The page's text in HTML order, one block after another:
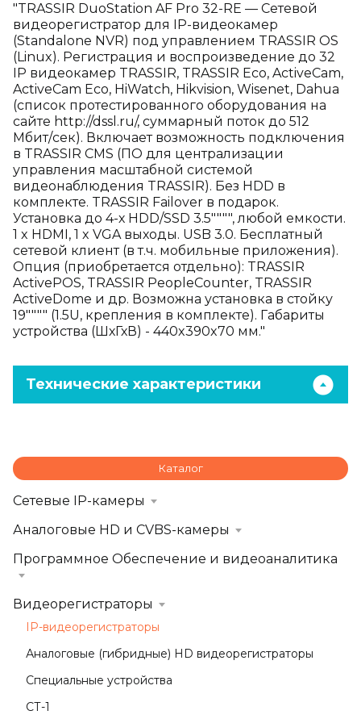
"TRASSIR DuoStation AF Pro 32-RE — Сетевой
видеорегистратор для IP-видеокамер
(Standalone NVR) под управлением TRASSIR OS
(Linux). Регистрация и воспроизведение до 32
IP видеокамер TRASSIR, TRASSIR Eco, ActiveCam,
ActiveCam Eco, HiWatch, Hikvision, Wisenet, Dahua
(список протестированного оборудования на
сайте http://dssl.ru/, суммарный поток до 512
Мбит/сек). Включает возможность подключения
в TRASSIR CMS (ПО для централизации
управления масштабной системой
видеонаблюдения TRASSIR). Без HDD в
комплекте. TRASSIR Failover в подарок.
Установка до 4-х HDD/SSD 3.5"""", любой емкости.
1 x HDMI, 1 x VGA выходы. USB 3.0. Бесплатный
сетевой клиент (в т.ч. мобильные приложения).
Опция (приобретается отдельно): TRASSIR
ActivePOS, TRASSIR PeopleCounter, TRASSIR
ActiveDome и др. Возможна установка в стойку
19"""" (1.5U, крепления в комплекте). Габариты
устройства (ШхГхВ) - 440x390x70 мм."
Технические характеристики
Каталог
Сетевые IP-камеры
Аналоговые HD и CVBS-камеры
Программное Обеспечение и видеоаналитика
Видеорегистраторы
IP-видеорегистраторы
Аналоговые (гибридные) HD видеорегистраторы
Специальные устройства
СТ-1